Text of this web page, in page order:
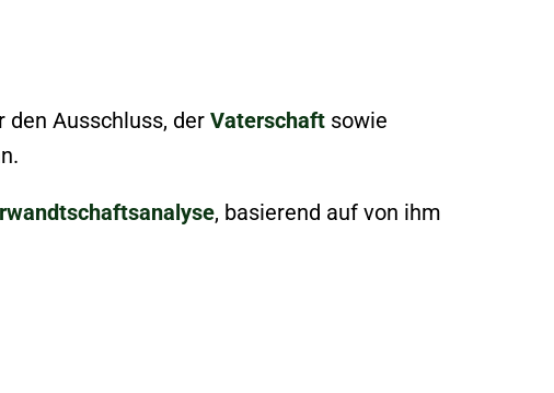
Ausschluss, der Vaterschaft sowie
, basierend auf von ihm